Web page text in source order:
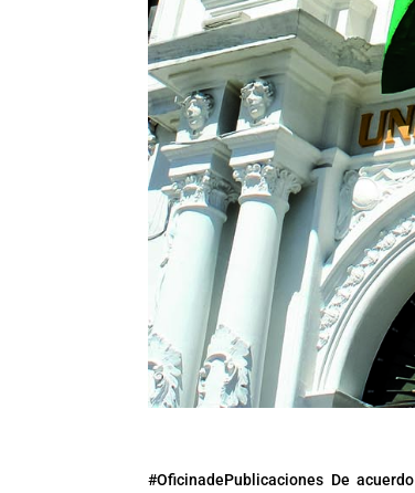
#OficinadePublicaciones De